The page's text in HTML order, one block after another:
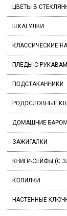
ЦВЕТЫ В
ШКАТУЛКИ
КЛАССИЧЕСКИЕ
ПЛЕДЫ С
ПОДСТАКАННИКИ
РОДОСЛОВНЫЕ
ДОМАШНИЕ
ЗАЖИГАЛКИ
КНИГИ-СЕЙФЫ (С
КОПИЛКИ
НАСТЕННЫЕ